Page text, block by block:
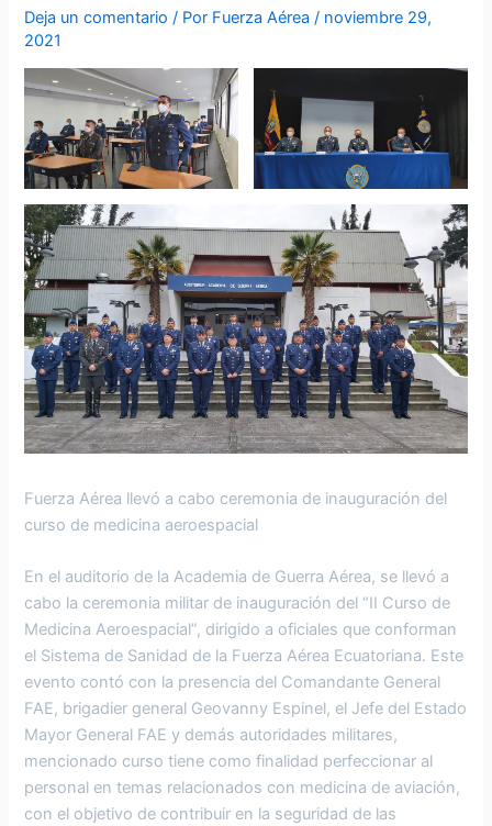
Deja un comentario / Por Fuerza Aérea/ noviembre 29,
2021
Fuerza Aérea llevó a cabo ceremonia de inauguración del
curso de medicina aeroespacial
En el auditorio de la Academia de Guerra Aérea, se llevó a
cabo la ceremonia militar de inauguración del “II Curso de
Medicina Aeroespacial”, dirigido a oficiales que conforman
el Sistema de Sanidad de la Fuerza Aérea Ecuatoriana. Este
evento contó con la presencia del Comandante General
FAE, brigadier general Geovanny Espinel, el Jefe del Estado
Mayor General FAE y demás autoridades militares,
mencionado curso tiene como finalidad perfeccionar al
personal en temas relacionados con medicina de aviación,
con el objetivo de contribuir en la seguridad de las